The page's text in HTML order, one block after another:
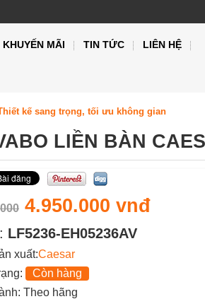
KHUYẾN MÃI TIN TỨC LIÊN HỆ
kế sang trọng, tối ưu không gian
LIỀN BÀN
4.950.000 vnđ
LF5236-EH05236AV
xuất:Caesar
Còn hàng
Theo hãng